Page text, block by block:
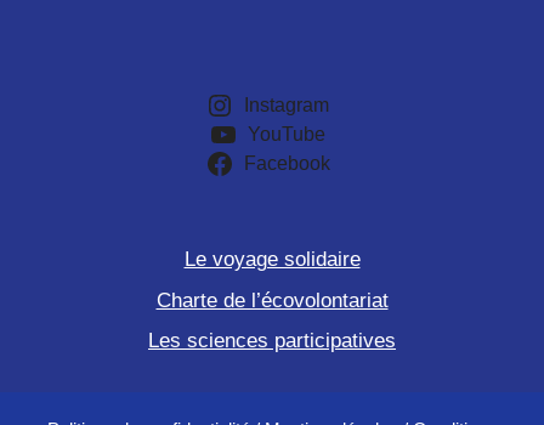
Instagram
YouTube
Facebook
Le voyage solidaire
Charte de l’écovolontariat
Les sciences participatives